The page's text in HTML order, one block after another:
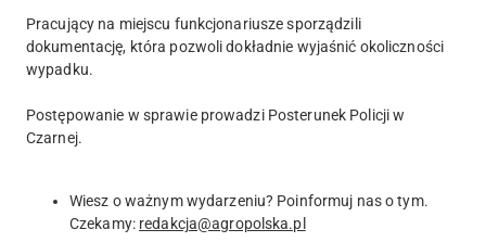
Pracujący na miejscu funkcjonariusze sporządzili
dokumentację, która pozwoli dokładnie wyjaśnić okoliczności
wypadku.
Postępowanie w sprawie prowadzi Posterunek Policji w
Czarnej.
Wiesz o ważnym wydarzeniu? Poinformuj nas o tym.
Czekamy: redakcja@agropolska.pl